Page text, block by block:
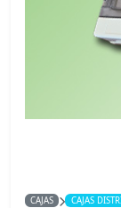
CAJAS CAJAS